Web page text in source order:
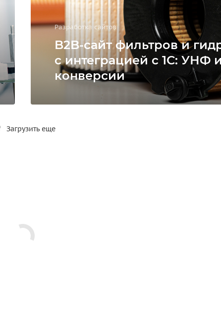
Разработка сайтов
B2B-сайт фильтров и
с интеграцией с 1С: УНФ
конверсии
Загрузить еще